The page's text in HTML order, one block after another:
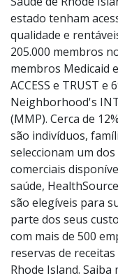
estado tenham
qualidade e
205.000 membros
membros Medicaid
ACCESS e TRUST
Neighborhood's
(MMP). Cerca de
são indivíduos,
seleccionam um
comerciais
saúde,
são elegíveis para
parte dos seus
com mais de 500
reservas de
Rhode Island. Saiba